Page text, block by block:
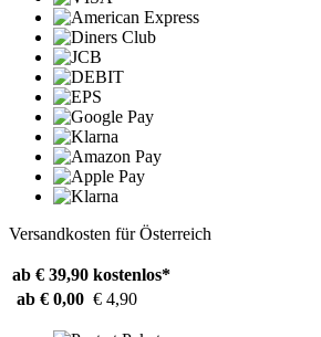
Versandkosten für Österreich
ab € 39,90 kostenlos*
ab € 0,00 € 4,90